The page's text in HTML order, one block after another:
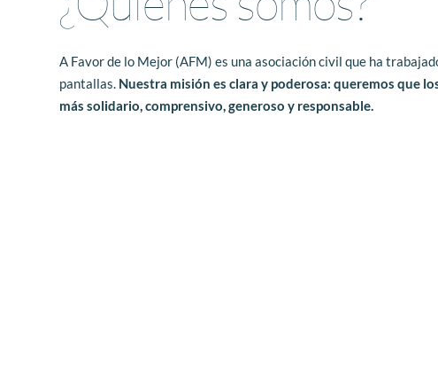
A Favor de lo Mejor (AFM) es una asociación civil que ha
pantallas. Nuestra misión es clara y poderosa: queremos que
más solidario, comprensivo, generoso y responsable.